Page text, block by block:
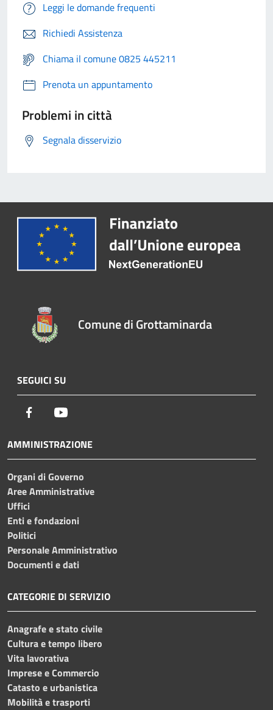
Leggi le domande frequenti
Richiedi Assistenza
Chiama il comune 0825 445211
Prenota un appuntamento
Problemi in città
Segnala disservizio
Comune di Grottaminarda
SEGUICI SU
Facebook
AMMINISTRAZIONE
Organi di Governo
Aree Amministrative
Uffici
Enti e fondazioni
Politici
Personale Amministrativo
Documenti e dati
CATEGORIE DI SERVIZIO
Anagrafe e stato civile
Cultura e tempo libero
Vita lavorativa
Imprese e Commercio
Catasto e urbanistica
Mobilità e trasporti